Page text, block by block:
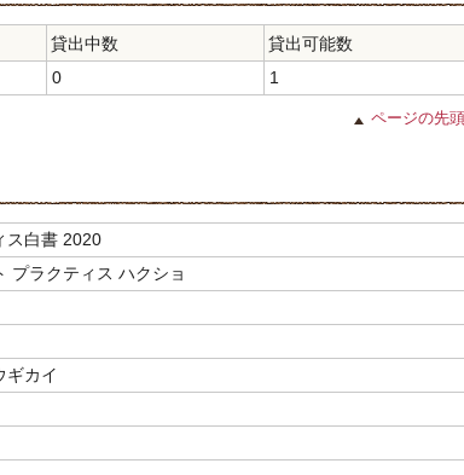
貸出中数
貸出可能数
0 1
ページの先
ス白書 2020
プラクティス ハクショ
ギカイ